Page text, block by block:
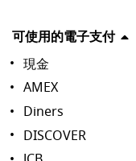
可使用的電子支付
現金
AMEX
Diners
DISCOVER